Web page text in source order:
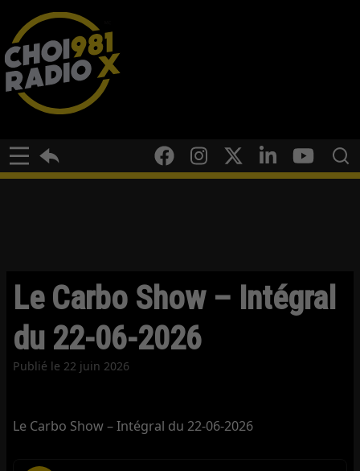
Le Carbo Show – Intégral
du 22-06-2026
Publié le 22 juin 2026
Le Carbo Show – Intégral du 22-06-2026